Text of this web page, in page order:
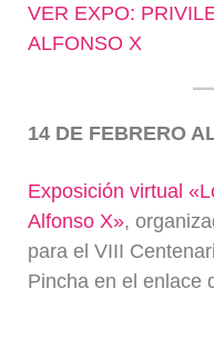
VER EXPO:
ALFONSO X
14 DE FEBRERO
Exposición virtual
Alfonso X»,
para el VIII
Pincha en el enlace